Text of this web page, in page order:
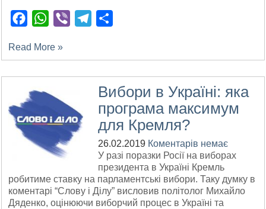
FacebookWhatsApp
Viber Telegram
Read More »
Вибори в Україні: яка
програма максимум
для Кремля?
26.02.2019 Коментарів немає
У разі поразки Росії на виборах
президента в Україні Кремль
робитиме ставку на парламентські вибори. Таку думку в
коментарі “Слову і Ділу” висловив політолог Михайло
Дяденко, оцінюючи виборчий процес в Україні та